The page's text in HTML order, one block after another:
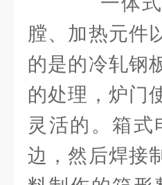
膛、加热元件
的是的冷轧钢
的处理，炉门
灵活的。箱
边，然后焊接